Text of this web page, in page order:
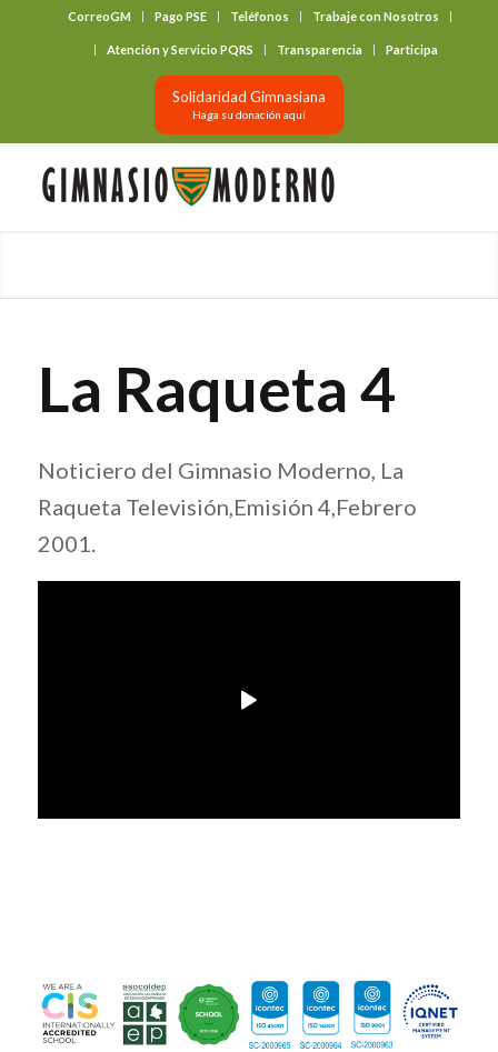
CorreoGM Pago PSE Teléfonos Trabaje con Nosotros
Atención y Servicio PQRS Transparencia Participa
Solidaridad Gimnasiana
Haga su donación aquí
La Raqueta 4
Noticiero del Gimnasio Moderno, La
Raqueta Televisión,Emisión 4,Febrero
2001.